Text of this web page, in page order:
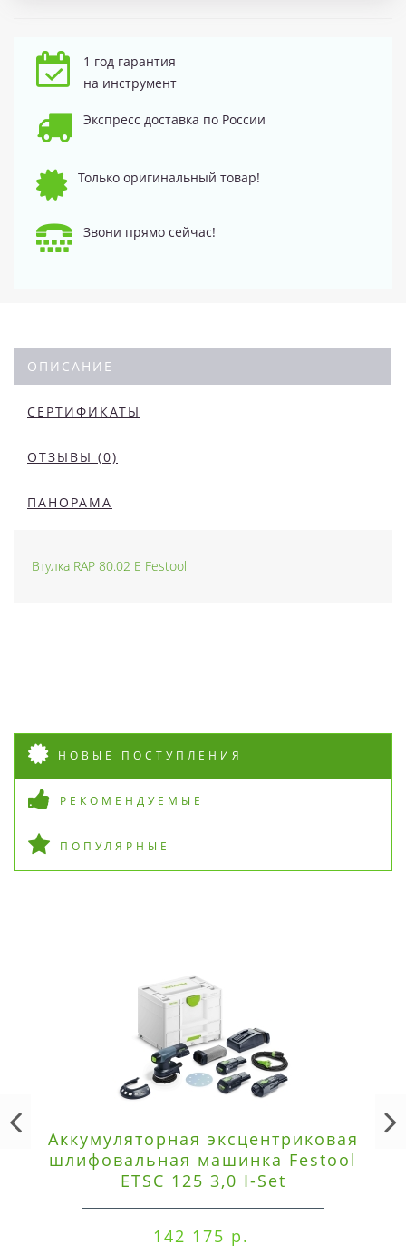
1 год гарантия
на инструмент
Экспресс доставка по России
Только оригинальный товар!
Звони прямо сейчас!
ОПИСАНИЕ
СЕРТИФИКАТЫ
ОТЗЫВЫ (0)
ПАНОРАМА
Втулка RAP 80.02 E Festool
НОВЫЕ ПОСТУПЛЕНИЯ
РЕКОМЕНДУЕМЫЕ
ПОПУЛЯРНЫЕ
Аккумуляторная эксцентриковая
шлифовальная машинка Festool
ETSC 125 3,0 I-Set
142 175 р.